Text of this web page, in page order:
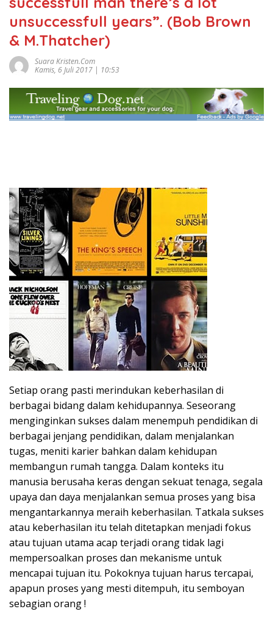
unsuccessfull years”. (Bob Brown
& M.Thatcher)
Suara Kristen.com
Kamis, 6 Juli 2017 | 10:53
Setiap orang pasti merindukan keberhasilan di
berbagai bidang dalam kehidupannya. Seseorang
menginginkan sukses dalam menempuh pendidikan di
berbagai jenjang pendidikan, dalam menjalankan
tugas, meniti karier bahkan dalam kehidupan
membangun rumah tangga. Dalam konteks itu
manusia berusaha keras dengan sekuat tenaga, segala
upaya dan daya menjalankan semua proses yang bisa
mengantarkannya meraih keberhasilan. Tatkala sukses
atau keberhasilan itu telah ditetapkan menjadi fokus
atau tujuan utama acap terjadi orang tidak lagi
mempersoalkan proses dan mekanisme untuk
mencapai tujuan itu. Pokoknya tujuan harus tercapai,
apapun proses yang mesti ditempuh, itu semboyan
sebagian orang !